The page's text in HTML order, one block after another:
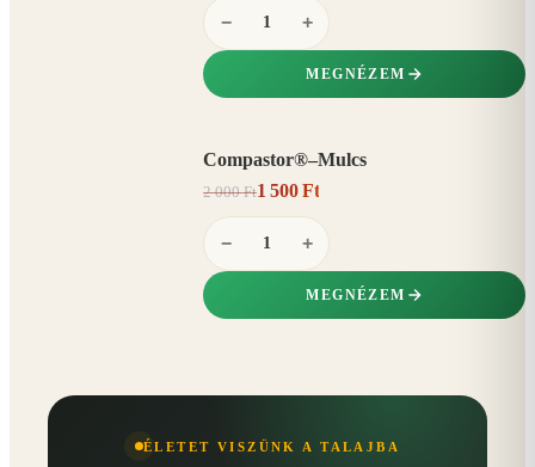
− +
MEGNÉZEM
Compastor®–Mulcs
2 000 Ft1 500 Ft
− +
MEGNÉZEM
ÉLETET VISZÜNK A TALAJBA